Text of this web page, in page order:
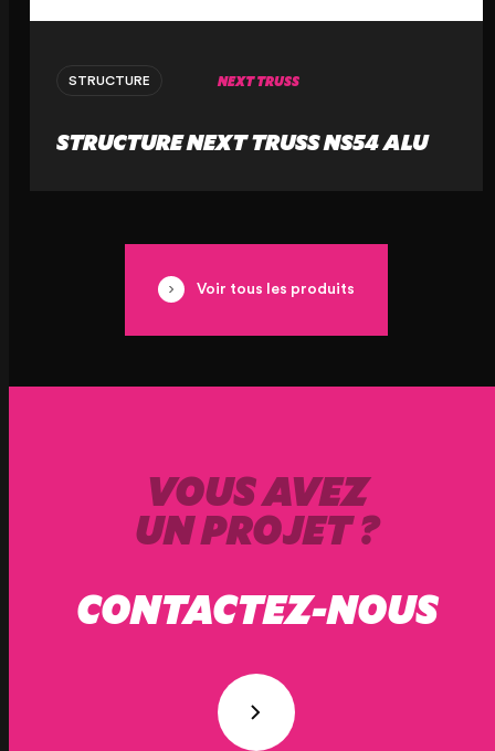
STRUCTURE NEXT TRUSS
STRUCTURE NEXT TRUSS NS54 ALU
Voir tous les produits
VOUS AVEZ
UN PROJET ?
CONTACTEZ-NOUS